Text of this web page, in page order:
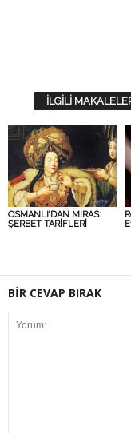
İLGİLİ
OSMANLI’DAN MİRAS:
ŞERBET TARİFLERİ
BİR CEVAP BIRAK